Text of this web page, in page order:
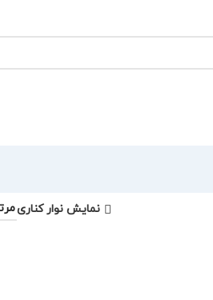
نمایش نوار کناری